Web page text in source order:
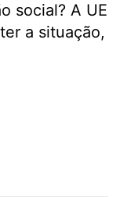
social? A UE
a situação,